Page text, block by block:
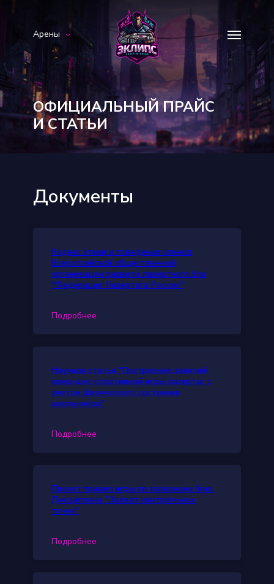
Арены
ОФИЦИАЛЬНЫЙ ПРАЙС
И СТАТЬИ
Документы
Кодекс этики и поведения членов
Всероссийской общественной
организации развити лазертного боя
"Федерация Лазертага России"
Подробнее
Научная статья "Построение занятий
командно-спортивной игры лазертаг с
учетом физического состояния
школьников"
Подробнее
Проект правил игры по лазерному бою.
Дисциплина "Захват контрольных
точек"
Подробнее